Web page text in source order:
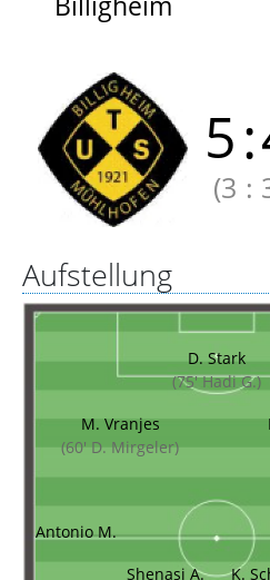
5:
(3 :
Aufstellung
D. Stark
(75' Hadi G.)
M. Vranjes
(60' D. Mirgeler)
Antonio M.
Shenasi A.
K.